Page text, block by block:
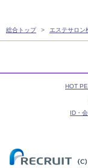
総合トップ エステサロン
HOT
ID・